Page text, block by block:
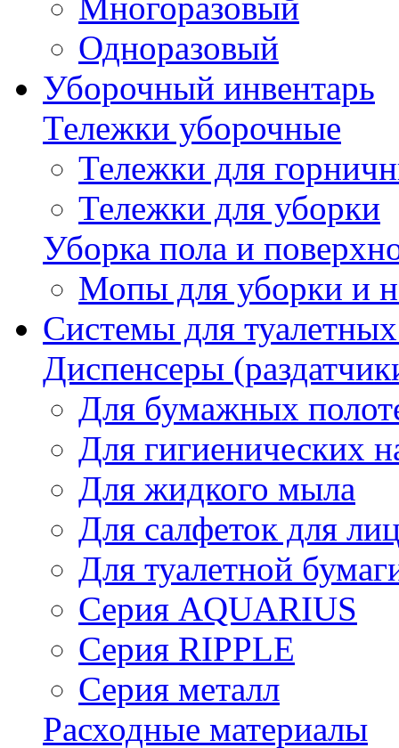
Одноразовый
Уборочный инвентарь
Тележки уборочные
Тележки для
Тележки для уборки
Уборка пола и
Мопы для уборки и
Системы для
Диспенсеры
Для бумажных
Для гигиенических
Для жидкого мыла
Для салфеток для
Для туалетной
Серия AQUARIUS
Серия RIPPLE
Серия металл
Расходные материалы